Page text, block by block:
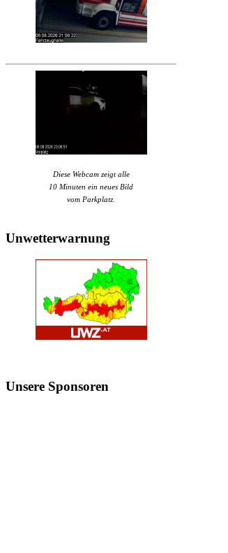
Diese Webcam zeigt alle
10 Minuten ein neues Bild
vom Parkplatz.
Unwetterwarnung
Unsere Sponsoren